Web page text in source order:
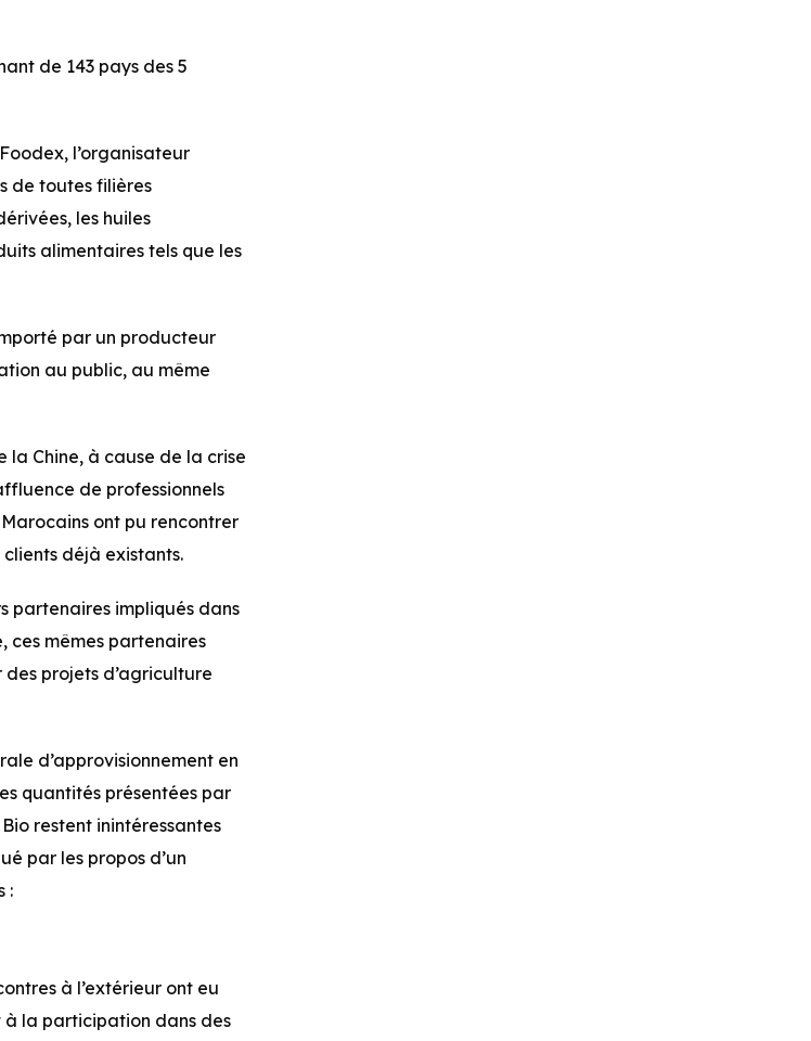
de 143 pays des 5
l’organisateur
de toutes filières
les huiles
alimentaires tels que les
par un producteur
au public, au même
la Chine, à cause de la crise
de professionnels
ont pu rencontrer
déjà existants.
partenaires impliqués dans
ces mêmes partenaires
projets d’agriculture
d’approvisionnement en
quantités présentées par
restent inintéressantes
par les propos d’un
:
à l’extérieur ont eu
à la participation dans des